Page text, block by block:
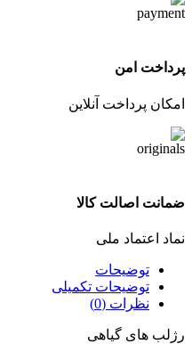
پرداخت امن
امکان پرداخت آنلاین
ضمانت اصالت کالا
نماد اعتماد ملی
توضیحات
توضیحات تکمیلی
نظرات (0)
رژلب های گیاهی